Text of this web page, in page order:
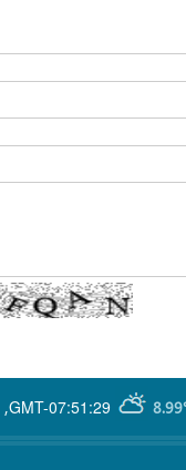
GMT-07:51:29
,